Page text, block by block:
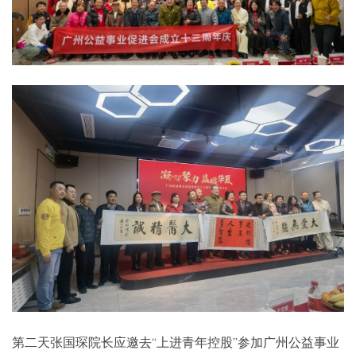
第二天张国琛院长应邀去“上进青年控股”参加广州公益事业